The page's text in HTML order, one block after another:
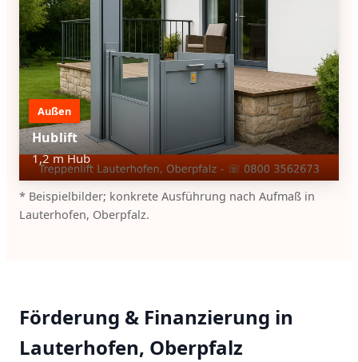
Außen
Hublift
1,2 m Hub
* Beispielbilder; konkrete Ausführung nach Aufmaß in
Lauterhofen, Oberpfalz.
Förderung & Finanzierung in
Lauterhofen, Oberpfalz